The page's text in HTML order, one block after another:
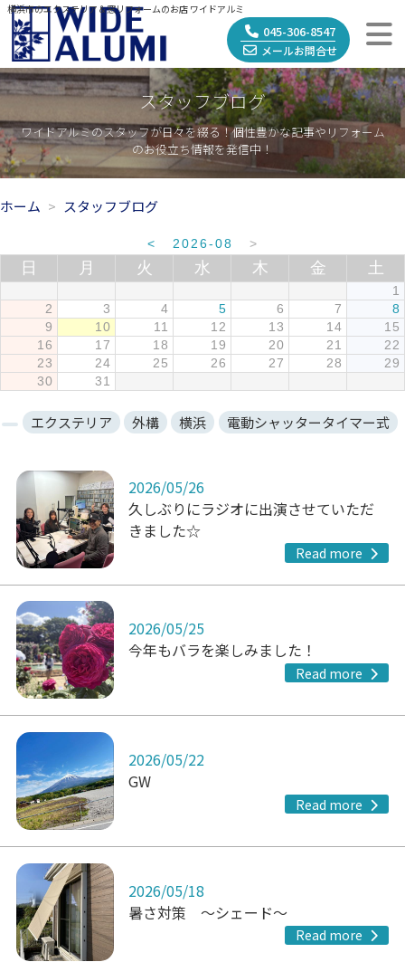
横浜市のエクステリア＆窓リフォームのお店 ワイドアルミ
045-306-8547
メールお問合せ
スタッフブログ
ワイドアルミのスタッフが日々を綴る！個性豊かな記事やリフォーム
のお役立ち情報を発信中！
ホーム スタッフブログ
< 2026-08 >
日 月 火 水 木 金 土
1
2
3 4 5 6 7
8
9
10 11 12 13 14
15
16
17 18 19 20 21
22
23
24 25 26 27 28
29
30
31
エクステリア 外構 横浜 電動シャッタータイマー式
2026/05/26
久しぶりにラジオに出演させていただ
きました☆
Read more
2026/05/25
今年もバラを楽しみました！
Read more
2026/05/22
GW
Read more
2026/05/18
暑さ対策 ～シェード～
Read more